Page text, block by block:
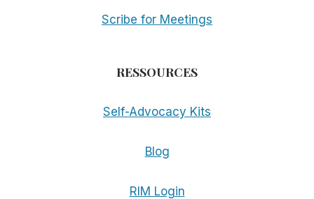
Scribe for Meetings
RESSOURCES
Self-Advocacy Kits
Blog
RIM Login